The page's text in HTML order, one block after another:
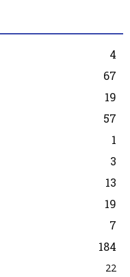
4
67
19
57
1
3
13
19
7
184
22